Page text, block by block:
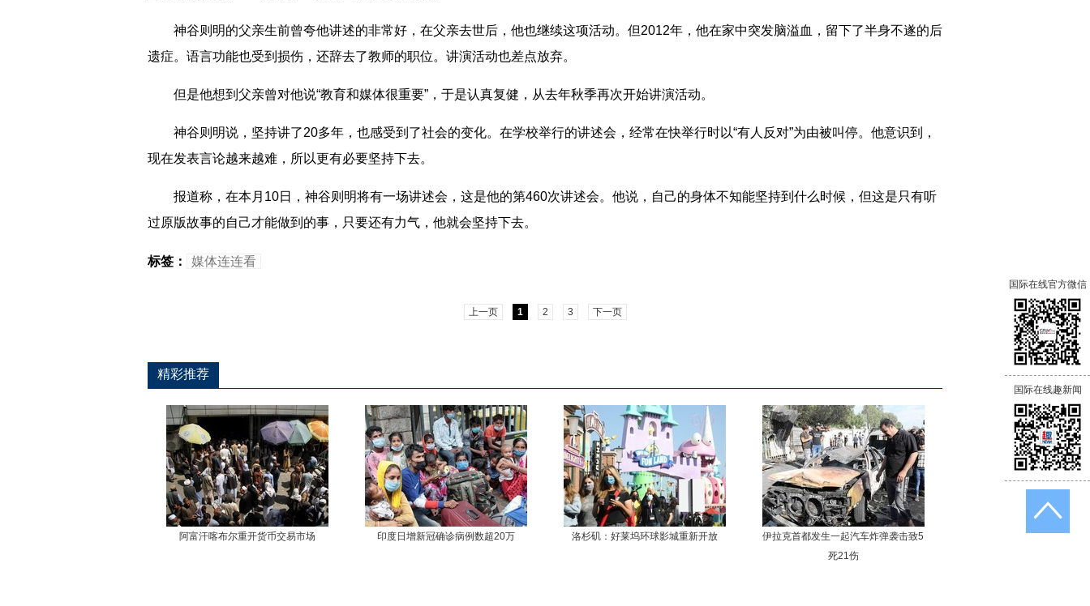
神谷则明的父亲生前曾夸他讲述的非常好，在父亲去世后，他也继续这项活动。但2012年，他在家中突发脑溢血，留下了半身不遂的后
遗症。语言功能也受到损伤，还辞去了教师的职位。讲演活动也差点放弃。
但是他想到父亲曾对他说“教育和媒体很重要”，于是认真复健，从去年秋季再次开始讲演活动。
神谷则明说，坚持讲了20多年，也感受到了社会的变化。在学校举行的讲述会，经常在快举行时以“有人反对”为由被叫停。他意识到，
现在发表言论越来越难，所以更有必要坚持下去。
报道称，在本月10日，神谷则明将有一场讲述会，这是他的第460次讲述会。他说，自己的身体不知能坚持到什么时候，但这是只有听
过原版故事的自己才能做到的事，只要还有力气，他就会坚持下去。
标签： 媒体连连看
上一页 1 2 3 下一页
精彩推荐
阿富汗喀布尔重开货币交易市场 印度日增新冠确诊病例数超20万 洛杉矶：好莱坞环球影城重新开放
伊拉克首都发生一起汽车炸弹袭击致5
死21伤
国际在线官方微信
国际在线趣新闻
返回顶端